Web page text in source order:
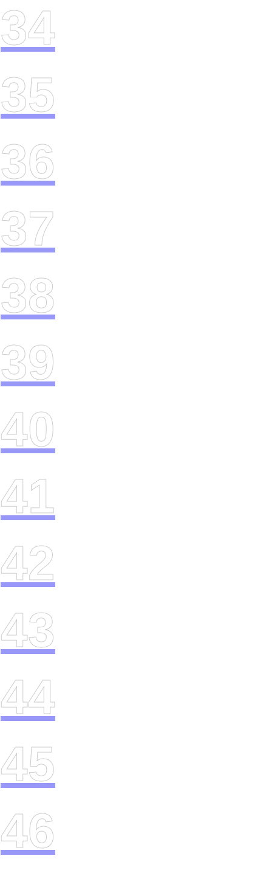
34
35
36
37
38
39
40
41
42
43
44
45
46